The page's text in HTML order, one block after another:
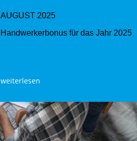
AUGUST 2025
Handwerkerbonus für das Jahr 2025
weiterlesen